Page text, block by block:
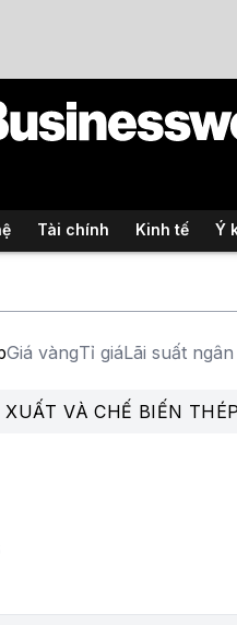
Tài chính Kinh tế Ý
Giá vàngTỉ giáLãi suất
XUẤT VÀ CHẾ BIẾN THÉP